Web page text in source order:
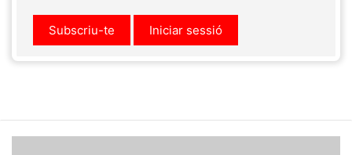
Subscriu-te Iniciar sessió